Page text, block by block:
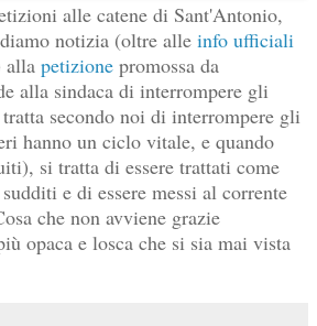
alle catene di Sant'Antonio,
notizia (oltre alle info ufficiali
alla petizione promossa da
alla sindaca di interrompere gli
secondo noi di interrompere gli
hanno un ciclo vitale, e quando
si tratta di essere trattati come
e di essere messi al corrente
che non avviene grazie
opaca e losca che si sia mai vista